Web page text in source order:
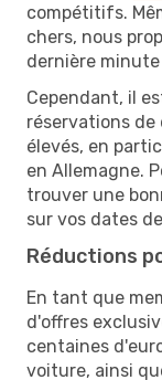
compétitifs.
chers, nous
dernière
Cependant, il
réservations
élevés, en
en Allemagne.
trouver une
sur vos dates
Réductions
En tant que
d'offres
centaines
voiture, ainsi